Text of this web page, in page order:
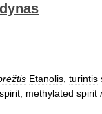
Etanolis turintis
spirit; methylated spirit